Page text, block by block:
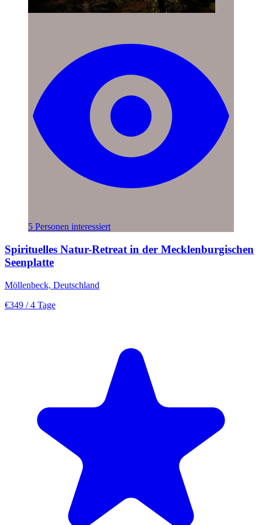
5 Personen interessiert
Spirituelles Natur-Retreat in der Mecklenburgischen
Seenplatte
Möllenbeck, Deutschland
€349 / 4 Tage